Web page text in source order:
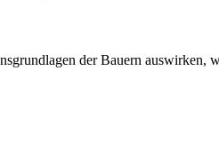
der Bauern auswirken,